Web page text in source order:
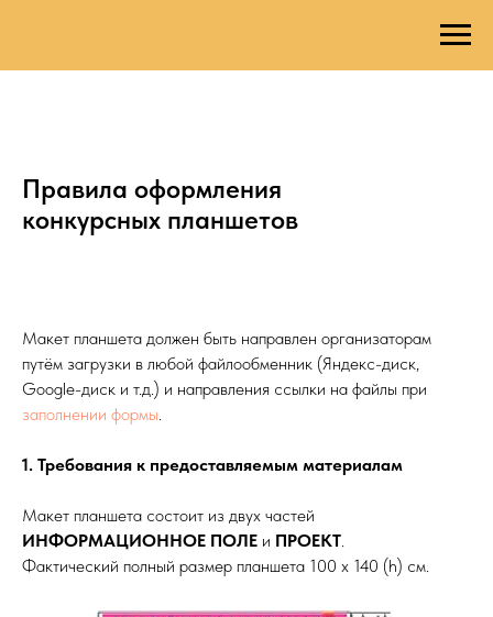
Правила оформления
конкурсных планшетов
Макет планшета должен быть направлен организаторам
путём загрузки в любой файлообменник (Яндекс-диск,
Google-диск и т.д.) и направления ссылки на файлы при
заполнении формы.
1. Требования к предоставляемым материалам
Макет планшета состоит из двух частей
ИНФОРМАЦИОННОЕ ПОЛЕ и ПРОЕКТ.
Фактический полный размер планшета 100 х 140 (h) см.